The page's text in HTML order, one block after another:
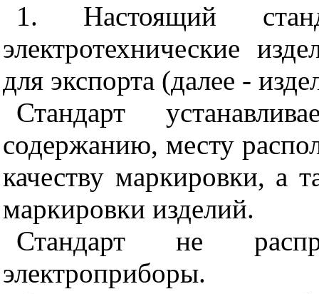
1. Настоящий
электротехнические
для экспорта (далее -
Стандарт
содержанию, месту
качеству маркировки, а
маркировки изделий.
Стандарт не
электроприборы.